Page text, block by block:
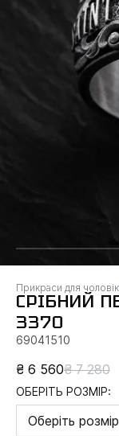
Прикраси для
СРІБНИЙ
3370
69041510
₴ 6 560₴ 7 280
ОБЕРІТЬ РОЗМІР:
Оберіть розмір